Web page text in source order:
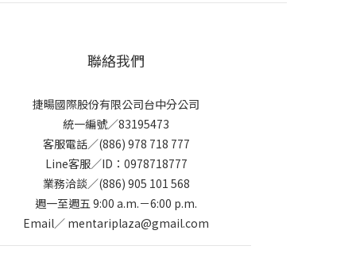
聯絡我們
捷暘國際股份有限公司台中分公司
統一編號／83195473
客服電話／(886) 978 718 777
Line客服／ID：0978718777
業務洽談／(886) 905 101 568
週一至週五 9:00 a.m.－6:00 p.m.
Email／ mentariplaza@gmail.com